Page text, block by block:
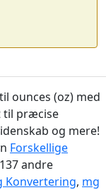
ounces (oz) med
til præcise
og mere!
Forskellige
andre
Konvertering, mg